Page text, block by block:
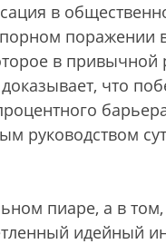
в
поражении
в привычной
что
руководством
пиаре, а в том,
идейный